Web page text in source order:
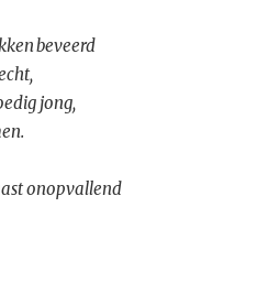
beveerd
jong,
onopvallend